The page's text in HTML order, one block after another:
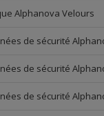
Alphanova Velours